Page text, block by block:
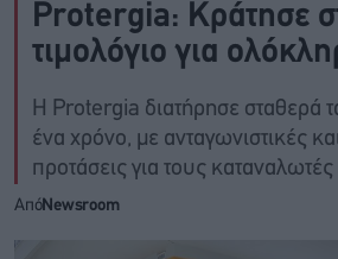
Protergia: Κράτησε
τιμολόγιο για
H Protergia διατήρησε σταθερά
ένα χρόνο, με ανταγωνιστικές
προτάσεις για τους καταναλωτές
ΑπόNewsroom